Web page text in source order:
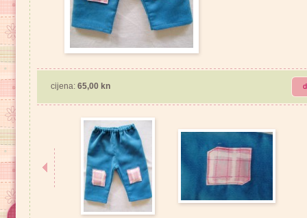
cijena: 65,00 kn